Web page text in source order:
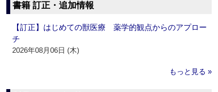
書籍 訂正・追加情報
【訂正】はじめての獣医療 薬学的観点からのアプロー
チ
2026年08月06日 (木)
もっと見る »